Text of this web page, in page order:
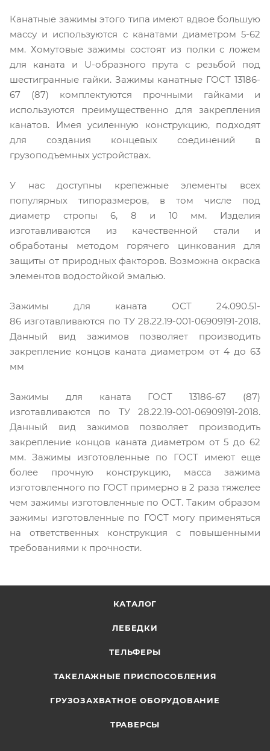
Канатные зажимы этого типа имеют вдвое большую
массу и используются с канатами диаметром 5-62
мм. Хомутовые зажимы состоят из полки с ложем
для каната и U-образного прута с резьбой под
шестигранные гайки. Зажимы канатные ГОСТ 13186-
67 (87) комплектуются прочными гайками и
используются преимущественно для закрепления
канатов. Имея усиленную конструкцию, подходят
для создания концевых соединений в
грузоподъемных устройствах.
У нас доступны крепежные элементы всех
популярных типоразмеров, в том числе под
диаметр стропы 6, 8 и 10 мм. Изделия
изготавливаются из качественной стали и
обработаны методом горячего цинкования для
защиты от природных факторов. Возможна окраска
элементов водостойкой эмалью.
Зажимы для каната ОСТ 24.090.51-
86 изготавливаются по ТУ 28.22.19-001-06909191-2018.
Данный вид зажимов позволяет производить
закрепление концов каната диаметром от 4 до 63
мм
Зажимы для каната ГОСТ 13186-67 (87)
изготавливаются по ТУ 28.22.19-001-06909191-2018.
Данный вид зажимов позволяет производить
закрепление концов каната диаметром от 5 до 62
мм. Зажимы изготовленные по ГОСТ имеют еще
более прочную конструкцию, масса зажима
изготовленного по ГОСТ примерно в 2 раза тяжелее
чем зажимы изготовленные по ОСТ. Таким образом
зажимы изготовленные по ГОСТ могу применяться
на ответственных конструкция с повышенными
требованиями к прочности.
КАТАЛОГ
ЛЕБЕДКИ
ТЕЛЬФЕРЫ
ТАКЕЛАЖНЫЕ ПРИСПОСОБЛЕНИЯ
ГРУЗОЗАХВАТНОЕ ОБОРУДОВАНИЕ
ТРАВЕРСЫ